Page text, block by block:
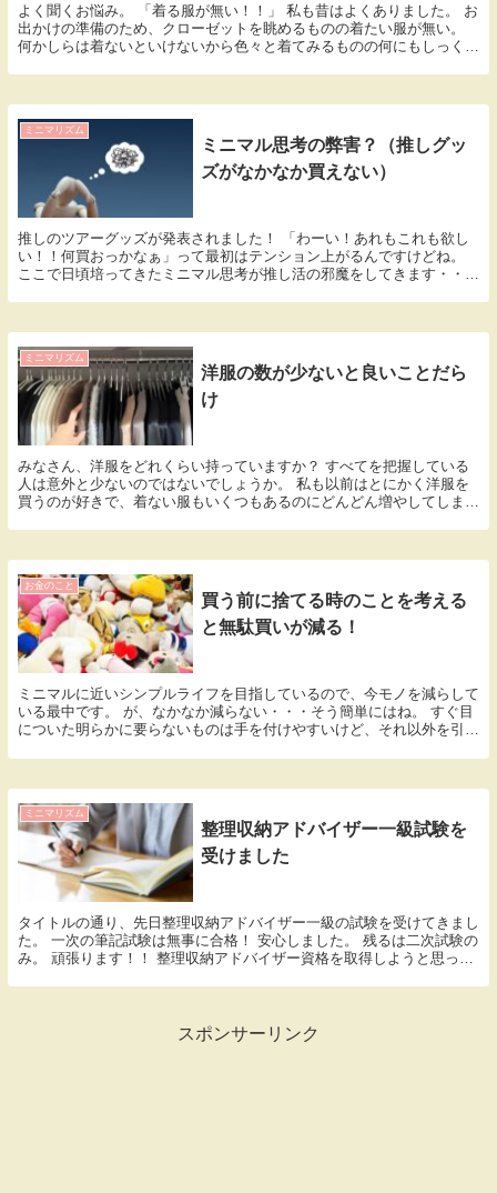
よく聞くお悩み。 「着る服が無い！！」 私も昔はよくありました。 お
出かけの準備のため、クローゼットを眺めるものの着たい服が無い。
何かしらは着ないといけないから色々と着てみるものの何にもしっくり
ミニマリズム
ミニマル思考の弊害？（推しグッ
ズがなかなか買えない）
推しのツアーグッズが発表されました！ 「わーい！あれもこれも欲し
い！！何買おっかなぁ」って最初はテンション上がるんですけどね。
ここで日頃培ってきたミニマル思考が推し活の邪魔をしてきます・・・
ミニマリズム
洋服の数が少ないと良いことだら
け
みなさん、洋服をどれくらい持っていますか？ すべてを把握している
人は意外と少ないのではないでしょうか。 私も以前はとにかく洋服を
買うのが好きで、着ない服もいくつもあるのにどんどん増やしてしまっ
お金のこと
買う前に捨てる時のことを考える
と無駄買いが減る！
ミニマルに近いシンプルライフを目指しているので、今モノを減らして
いる最中です。 が、なかなか減らない・・・そう簡単にはね。 すぐ目
についた明らかに要らないものは手を付けやすいけど、それ以外を引っ
ミニマリズム
整理収納アドバイザー一級試験を
受けました
タイトルの通り、先日整理収納アドバイザー一級の試験を受けてきまし
た。 一次の筆記試験は無事に合格！ 安心しました。 残るは二次試験の
み。 頑張ります！！ 整理収納アドバイザー資格を取得しようと思った
スポンサーリンク